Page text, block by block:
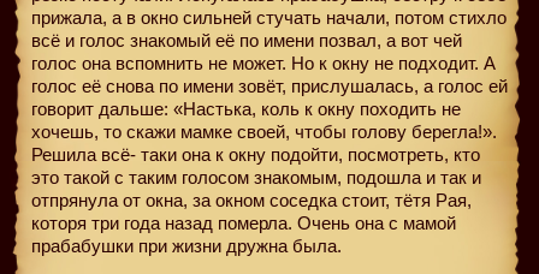
прижала, а в окно сильней стучать начали, потом стихло
всё и голос знакомый её по имени позвал, а вот чей
голос она вспомнить не может. Но к окну не подходит. А
голос её снова по имени зовёт, прислушалась, а голос ей
говорит дальше: «Настька, коль к окну походить не
хочешь, то скажи мамке своей, чтобы голову берегла!».
Решила всё- таки она к окну подойти, посмотреть, кто
это такой с таким голосом знакомым, подошла и так и
отпрянула от окна, за окном соседка стоит, тётя Рая,
которя три года назад померла. Очень она с мамой
прабабушки при жизни дружна была.